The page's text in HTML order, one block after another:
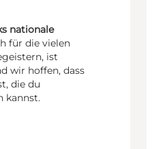
nationale
für die vielen
ist
wir hoffen, dass
die du
kannst.